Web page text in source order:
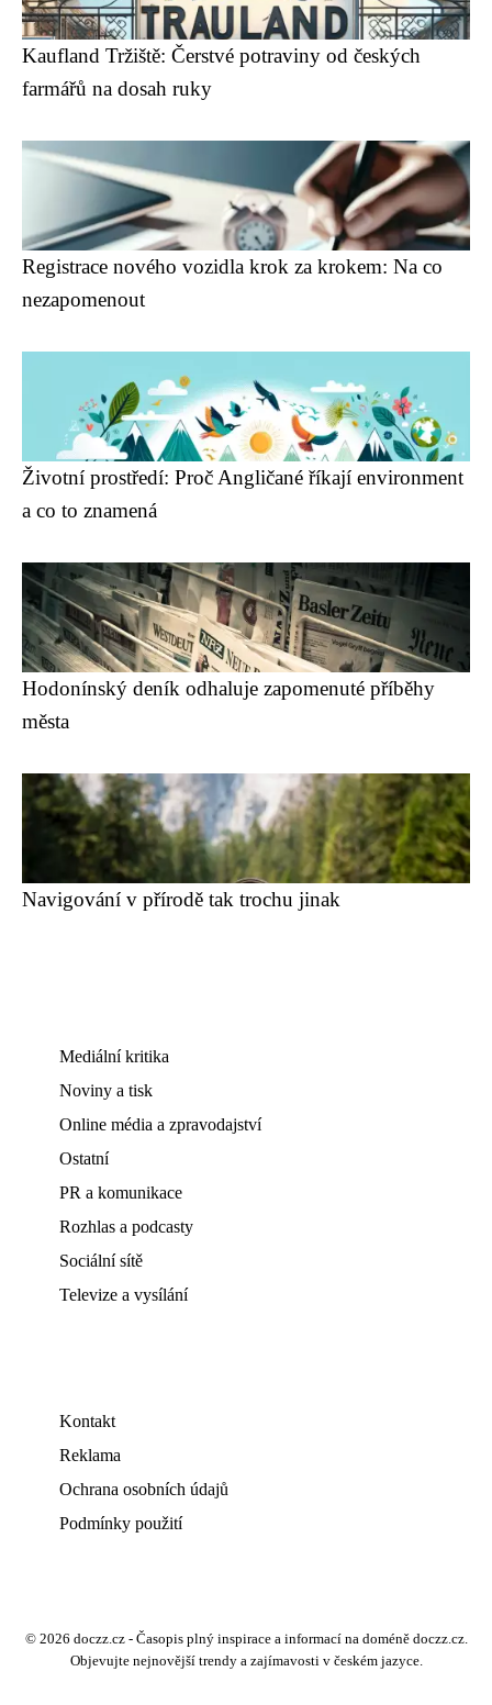
Kaufland Tržiště: Čerstvé potraviny od českých
farmářů na dosah ruky
Registrace nového vozidla krok za krokem: Na co
nezapomenout
Životní prostředí: Proč Angličané říkají environment
a co to znamená
Hodonínský deník odhaluje zapomenuté příběhy
města
Navigování v přírodě tak trochu jinak
Mediální kritika
Noviny a tisk
Online média a zpravodajství
Ostatní
PR a komunikace
Rozhlas a podcasty
Sociální sítě
Televize a vysílání
Kontakt
Reklama
Ochrana osobních údajů
Podmínky použití
© 2026 doczz.cz - Časopis plný inspirace a informací na doméně doczz.cz.
Objevujte nejnovější trendy a zajímavosti v českém jazyce.